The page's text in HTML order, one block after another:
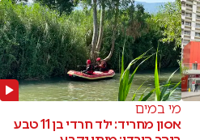
מי במים
אסון מחריד: ילד חרדי בן 11 טבע